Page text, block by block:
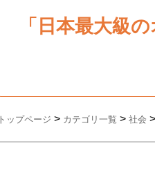
「日本最大級
トップページ > カテゴリ一覧 > 社会 >